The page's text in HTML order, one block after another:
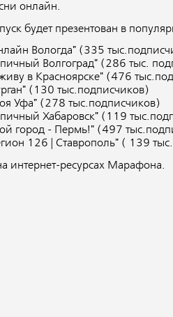
онлайн.
будет презентован в
Вологда" (335
Волгоград" (286 тыс.
в Красноярске" (476
(130 тыс.подписчиков)
Уфа" (278 тыс.подписчиков)
Хабаровск" (119
город - Пермь!" (497
126 | Ставрополь" ( 139
интернет-ресурсах Марафона.